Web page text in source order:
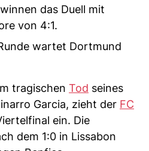
das Duell mit
von 4:1.
wartet Dortmund
tragischen Tod seines
Garcia, zieht der FC
ein. Die
dem 1:0 in Lissabon